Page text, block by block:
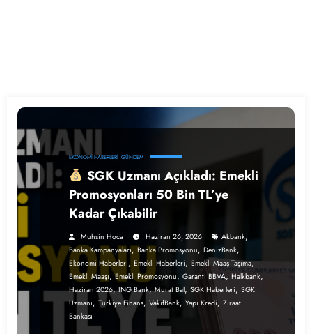
EKONOMI HABERLERI GÜNDEM
SGK Uzmanı Açıkladı: Emekli
Promosyonları 50 Bin TL’ye
Kadar Çıkabilir
Muhsin Hoca Haziran 26, 2026 Akbank,
Banka Kampanyaları,Banka Promosyonu, DenizBank,
Ekonomi Haberleri, Emekli Haberleri, Emekli Maaş Taşıma,
Emekli Maaşı,Emekli Promosyonu, Garanti BBVA, Halkbank,
Haziran 2026,ING Bank,Murat Bal, SGK Haberleri, SGK
Uzmanı, Türkiye Finans, VakıfBank, Yapı Kredi, Ziraat
Bankası